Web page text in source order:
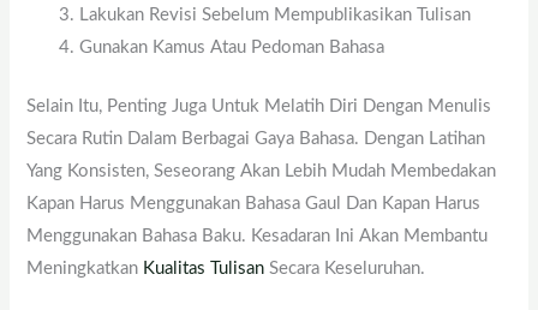
Lakukan Revisi Sebelum MempublikasikanTulisan
Gunakan Kamus Atau Pedoman Bahasa
Selain Itu, Penting Juga Untuk Melatih Diri Dengan Menulis
Secara Rutin Dalam Berbagai Gaya Bahasa. Dengan Latihan
Yang Konsisten, Seseorang Akan Lebih Mudah Membedakan
Kapan Harus Menggunakan Bahasa Gaul Dan Kapan Harus
Menggunakan Bahasa Baku. Kesadaran Ini Akan Membantu
Meningkatkan Kualitas Tulisan Secara Keseluruhan.